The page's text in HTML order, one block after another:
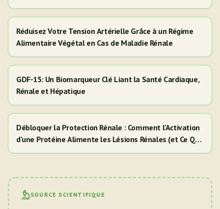
Adultes Hispaniques/Latinos
Réduisez Votre Tension Artérielle Grâce à un Régime
Alimentaire Végétal en Cas de Maladie Rénale
GDF-15: Un Biomarqueur Clé Liant la Santé Cardiaque,
Rénale et Hépatique
Débloquer la Protection Rénale : Comment l'Activation
d'une Protéine Alimente les Lésions Rénales (et Ce Que
Cela Signifie Pour Vous)
SOURCE SCIENTIFIQUE